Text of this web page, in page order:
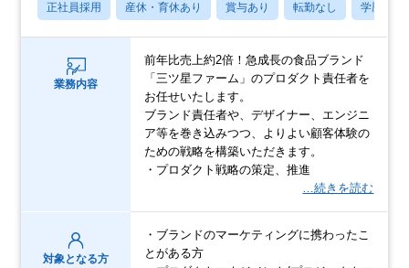
正社員採用 産休・育休あり 賞与あり 転勤なし 学歴不問
業務内容
前年比売上約2倍！急成長の食品ブランド
「三ツ星ファーム」のプロダクト責任者を
お任せいたします。
ブランド責任者や、デザイナー、エンジニ
ア等を巻き込みつつ、よりよい顧客体験の
ための戦略を構築いただきます。
・プロダクト戦略の策定、推進
…続きを読む
対象となる方
・ブランドのマーケティングに携わったこ
とがある方